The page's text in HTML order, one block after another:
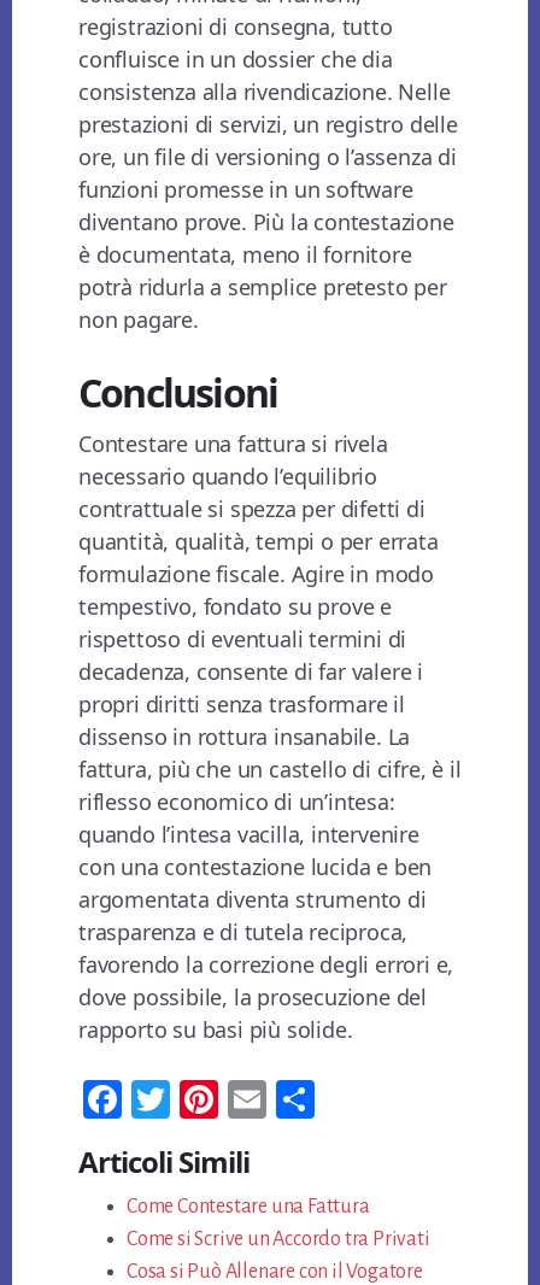
registrazioni di consegna, tutto
confluisce in un dossier che dia
consistenza alla rivendicazione. Nelle
prestazioni di servizi, un registro delle
ore, un file di versioning o l’assenza di
funzioni promesse in un software
diventano prove. Più la contestazione
è documentata, meno il fornitore
potrà ridurla a semplice pretesto per
non pagare.
Conclusioni
Contestare una fattura si rivela
necessario quando l’equilibrio
contrattuale si spezza per difetti di
quantità, qualità, tempi o per errata
formulazione fiscale. Agire in modo
tempestivo, fondato su prove e
rispettoso di eventuali termini di
decadenza, consente di far valere i
propri diritti senza trasformare il
dissenso in rottura insanabile. La
fattura, più che un castello di cifre, è il
riflesso economico di un’intesa:
quando l’intesa vacilla, intervenire
con una contestazione lucida e ben
argomentata diventa strumento di
trasparenza e di tutela reciproca,
favorendo la correzione degli errori e,
dove possibile, la prosecuzione del
rapporto su basi più solide.
Fa
bo
ok
T
tt
er
Pi
er
es
t
E
vi
di
Articoli Simili
Come Contestare una Fattura
Come si Scrive un Accordo tra Privati
Cosa si Può Allenare con il Vogatore